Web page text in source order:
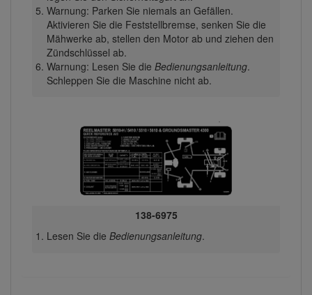
Warnung: Parken Sie niemals an Gefällen.
Aktivieren Sie die Feststellbremse, senken Sie die
Mähwerke ab, stellen den Motor ab und ziehen den
Zündschlüssel ab.
Warnung: Lesen Sie die Bedienungsanleitung.
Schleppen Sie die Maschine nicht ab.
138-6975
Lesen Sie die Bedienungsanleitung.